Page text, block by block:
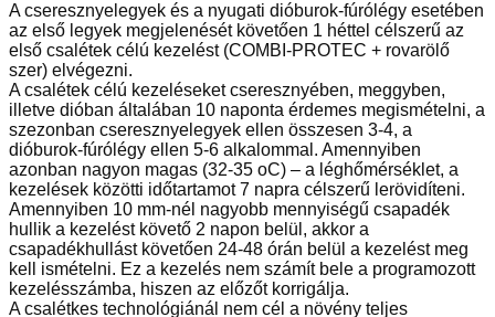
A cseresznyelegyek és a nyugati dióburok-fúrólégy esetében
az első legyek megjelenését követően 1 héttel célszerű az
első csalétek célú kezelést (COMBI-PROTEC + rovarölő
szer) elvégezni.
A csalétek célú kezeléseket cseresznyében, meggyben,
illetve dióban általában 10 naponta érdemes megismételni, a
szezonban cseresznyelegyek ellen összesen 3-4, a
dióburok-fúrólégy ellen 5-6 alkalommal. Amennyiben
azonban nagyon magas (32-35 oC) – a léghőmérséklet, a
kezelések közötti időtartamot 7 napra célszerű lerövidíteni.
Amennyiben 10 mm-nél nagyobb mennyiségű csapadék
hullik a kezelést követő 2 napon belül, akkor a
csapadékhullást követően 24-48 órán belül a kezelést meg
kell ismételni. Ez a kezelés nem számít bele a programozott
kezelésszámba, hiszen az előzőt korrigálja.
A csalétkes technológiánál nem cél a növény teljes